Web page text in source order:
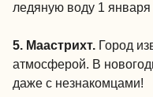
ледяную воду 1
5. Маастрихт. Город
атмосферой. В
даже с незнакомцами!